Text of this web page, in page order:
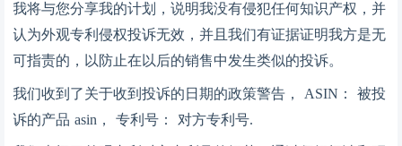
我将与您分享我的计划，说明我没有侵犯任何知识产权，并
认为外观专利侵权投诉无效，并且我们有证据证明我方是无
可指责的，以防止在以后的销售中发生类似的投诉。
我们收到了关于收到投诉的日期的政策警告，
ASIN： 被投
诉的产品 asin， 专利号： 对方专利号.